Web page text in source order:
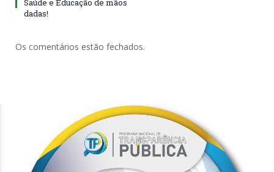
dadas!
Os comentários estão fechados.